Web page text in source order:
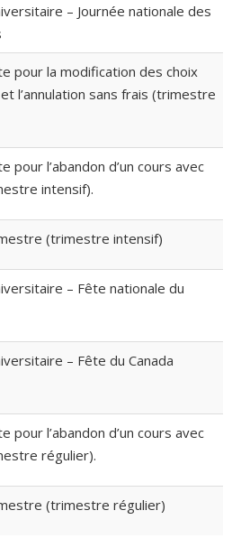
– Journée nationale des
pour la modification des choix
l’annulation sans frais (trimestre
pour l’abandon d’un cours avec
intensif).
(trimestre intensif)
– Fête nationale du
– Fête du Canada
pour l’abandon d’un cours avec
régulier).
(trimestre régulier)